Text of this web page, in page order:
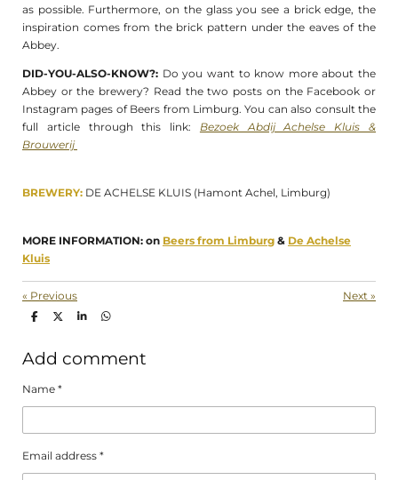
as possible. Furthermore, on the glass you see a brick edge, the
inspiration comes from the brick pattern under the eaves of the
Abbey.
DID-YOU-ALSO-KNOW?: Do you want to know more about the
Abbey or the brewery? Read the two posts on the Facebook or
Instagram pages of Beers from Limburg. You can also consult the
full article through this link: Bezoek Abdij Achelse Kluis &
Brouwerij
BREWERY: DE ACHELSE KLUIS (Hamont Achel, Limburg)
MORE INFORMATION: on Beers from Limburg & De Achelse
Kluis
« Previous Next »
S
e
S
S
e
S
e
Add comment
Name *
Email address *